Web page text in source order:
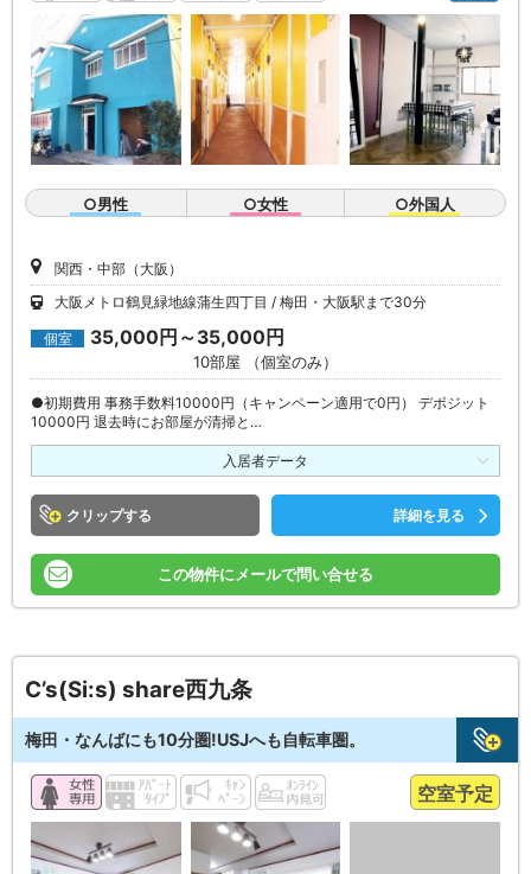
○男性 ○女性 ○外国人
関西・中部（大阪）
大阪メトロ鶴見緑地線蒲生四丁目
梅田・大阪駅まで30分
個室 35,000円～35,000円
10部屋 （個室のみ）
●初期費用 事務手数料10000円（キャンペーン適用で0円） デポジット
10000円 退去時にお部屋が清掃と…
入居者データ
クリップ 詳細を見る
この物件にメールで問い合せる
C’s(Si:s) share西九条
梅田・なんばにも10分圏!USJへも自転車圏。
空室予定